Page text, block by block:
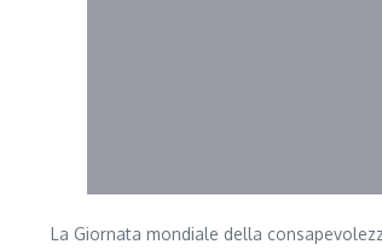
La Giornata mondiale della